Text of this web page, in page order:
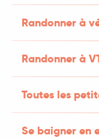
Randonner à
Randonner à
Toutes les
Se baigner en